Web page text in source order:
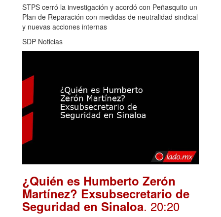
STPS cerró la investigación y acordó con Peñasquito un
Plan de Reparación con medidas de neutralidad sindical
y nuevas acciones internas
SDP Noticias
¿Quién es Humberto Zerón
Martínez? Exsubsecretario de
Seguridad en Sinaloa. 20:20